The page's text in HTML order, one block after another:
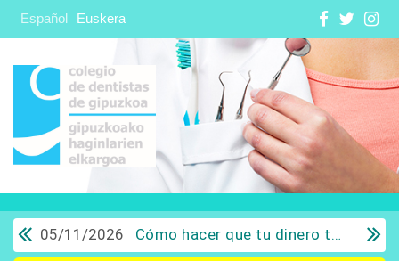
Español Euskera
05/11/2026 Cómo hacer que tu dinero trabaje para ti: Del ahorro a la inversión con sentido común.